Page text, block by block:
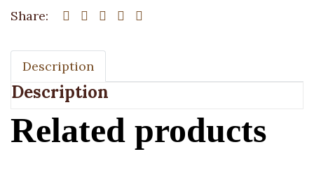
Share:
Description
Description
Related products